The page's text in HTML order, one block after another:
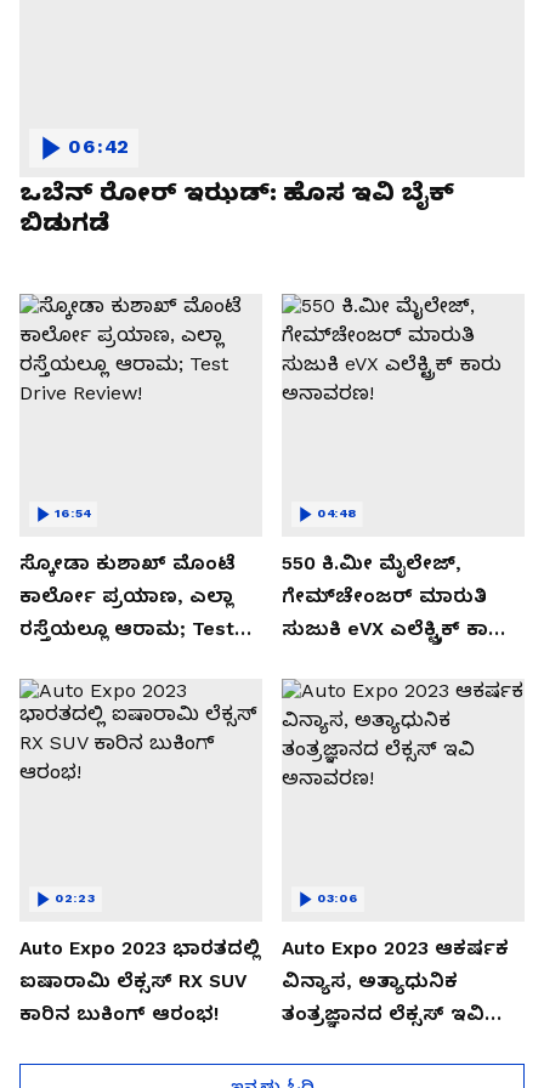
ಒಬೆನ್ ರೋರ್ ಇಝಡ್: ಹೊಸ ಇವಿ ಬೈಕ್
ಬಿಡುಗಡೆ
06:42
ಸ್ಕೋಡಾ ಕುಶಾಖ್ ಮೊಂಟೆ
ಕಾರ್ಲೋ ಪ್ರಯಾಣ, ಎಲ್ಲಾ
ರಸ್ತೆಯಲ್ಲೂ ಆರಾಮ; Test
16:54
550 ಕಿ.ಮೀ ಮೈಲೇಜ್,
ಗೇಮ್‌ಚೇಂಜರ್ ಮಾರುತಿ
ಸುಜುಕಿ eVX ಎಲೆಕ್ಟ್ರಿಕ್ ಕಾರು
04:48
Auto Expo 2023 ಭಾರತದಲ್ಲಿ
ಐಷಾರಾಮಿ ಲೆಕ್ಸಸ್ RX SUV
ಕಾರಿನ ಬುಕಿಂಗ್ ಆರಂಭ!
02:23
Auto Expo 2023 ಆಕರ್ಷಕ
ವಿನ್ಯಾಸ, ಅತ್ಯಾಧುನಿಕ
ತಂತ್ರಜ್ಞಾನದ ಲೆಕ್ಸಸ್ ಇವಿ
03:06